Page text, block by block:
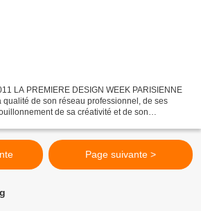
LA PREMIERE DESIGN WEEK PARISIENNE
qualité de son réseau professionnel, de ses
de sa créativité et de son
Page suivante >